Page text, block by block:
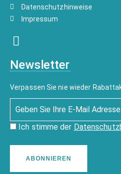
Datenschutzhinweise
Impressum
Newsletter
Verpassen Sie nie wieder
Ich stimme der
ABONNIEREN